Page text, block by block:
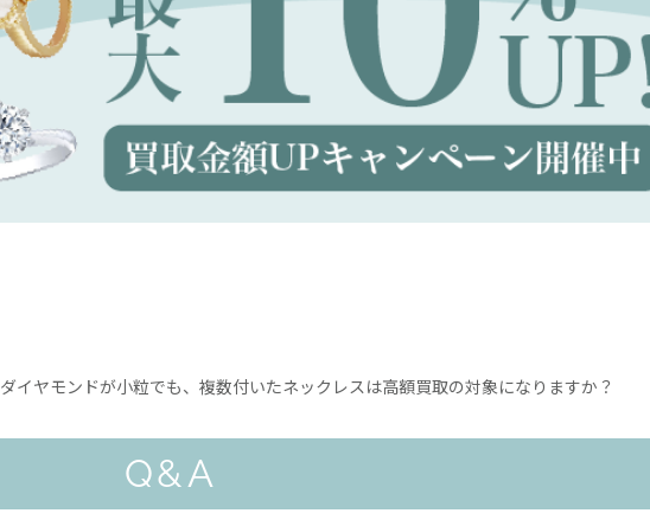
ダイヤモンドが小粒でも、複数付いたネックレスは高額買取の対象になりますか？
Q&A